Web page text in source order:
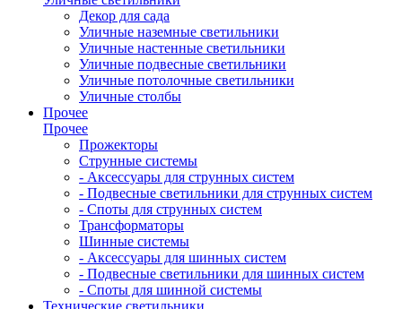
Декор для сада
Уличные наземные светильники
Уличные настенные светильники
Уличные подвесные светильники
Уличные потолочные светильники
Уличные столбы
Прочее
Прочее
Прожекторы
Струнные системы
- Аксессуары для струнных систем
- Подвесные светильники для струнных систем
- Споты для струнных систем
Трансформаторы
Шинные системы
- Аксессуары для шинных систем
- Подвесные светильники для шинных систем
- Споты для шинной системы
Технические светильники